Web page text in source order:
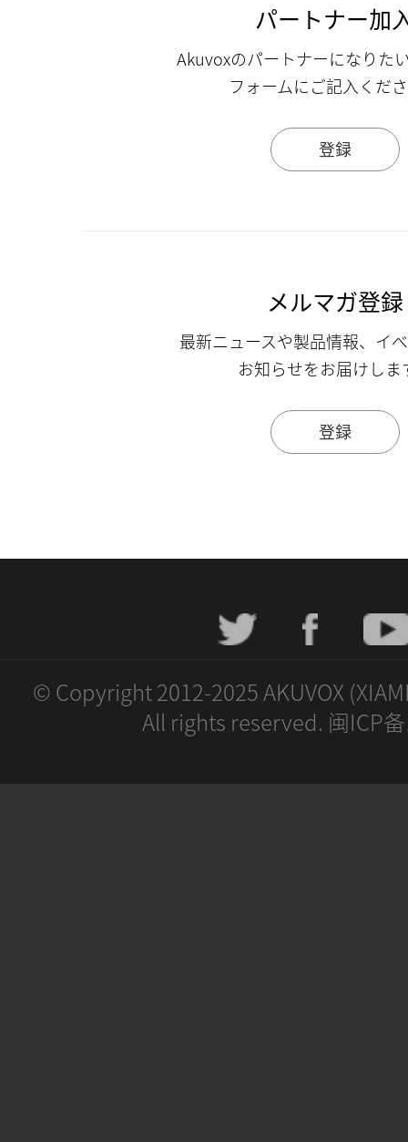
パートナー加
Akuvoxのパートナーになりた
フォームにご記入くだ
登録
メルマガ登録
最新ニュースや製品情報、イ
お知らせをお届けしま
登録
© Copyright 2012-2025 AKUVOX
All rights reserved. 闽ICP